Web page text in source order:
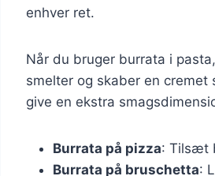
enhver ret.
Når du bruger burrata i
smelter og skaber en
give en ekstra
Burrata på pizza: Tilsæt
Burrata på bruschetta: